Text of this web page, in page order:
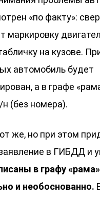
«по факту»:
маркировку
на кузове.
автомобиль будет
а в графе
(без номера).
же, но при этом
в ГИБДД и
в графу «рама»
и необоснованно.